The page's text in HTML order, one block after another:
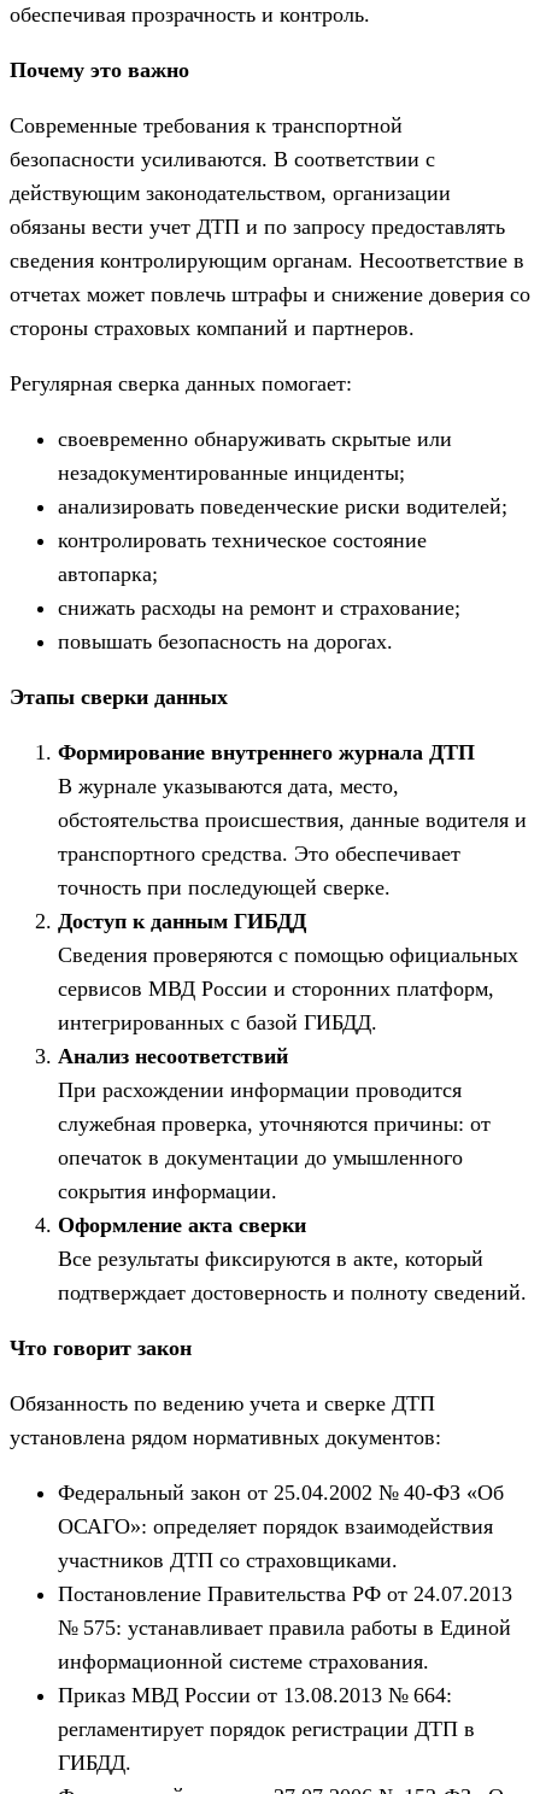
обеспечивая прозрачность и контроль.
Почему это важно
Современные требования к транспортной
безопасности усиливаются. В соответствии с
действующим законодательством, организации
обязаны вести учет ДТП и по запросу предоставлять
сведения контролирующим органам. Несоответствие в
отчетах может повлечь штрафы и снижение доверия со
стороны страховых компаний и партнеров.
Регулярная сверка данных помогает:
своевременно обнаруживать скрытые или
незадокументированные инциденты;
анализировать поведенческие риски водителей;
контролировать техническое состояние
автопарка;
снижать расходы на ремонт и страхование;
повышать безопасность на дорогах.
Этапы сверки данных
Формирование внутреннего журнала ДТП
В журнале указываются дата, место,
обстоятельства происшествия, данные водителя и
транспортного средства. Это обеспечивает
точность при последующей сверке.
Доступ к данным ГИБДД
Сведения проверяются с помощью официальных
сервисов МВД России и сторонних платформ,
интегрированных с базой ГИБДД.
Анализ несоответствий
При расхождении информации проводится
служебная проверка, уточняются причины: от
опечаток в документации до умышленного
сокрытия информации.
Оформление акта сверки
Все результаты фиксируются в акте, который
подтверждает достоверность и полноту сведений.
Что говорит закон
Обязанность по ведению учета и сверке ДТП
установлена рядом нормативных документов:
Федеральный закон от 25.04.2002 № 40-ФЗ «Об
ОСАГО»: определяет порядок взаимодействия
участников ДТП со страховщиками.
Постановление Правительства РФ от 24.07.2013
№ 575: устанавливает правила работы в Единой
информационной системе страхования.
Приказ МВД России от 13.08.2013 № 664:
регламентирует порядок регистрации ДТП в
ГИБДД.